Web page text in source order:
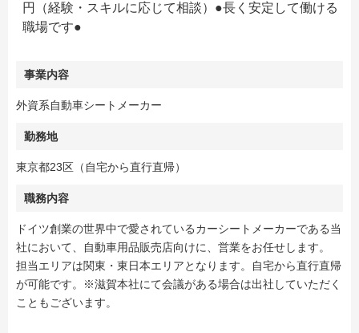
円（経験・スキルに応じて相談）●長く安定して働ける
職場です●
事業内容
外資系自動車シートメーカー
勤務地
東京都23区（自宅から直行直帰）
職務内容
ドイツ創業の世界中で愛されているカーシートメーカーである当
社において、自動車用品販売店向けに、営業をお任せします。
担当エリアは関東・東日本エリアとなります。自宅から直行直帰
が可能です。※滋賀本社にて会議がある場合は出社していただく
こともございます。